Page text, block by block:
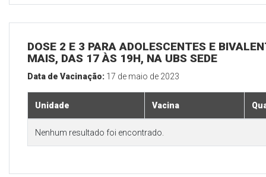
DOSE 2 E 3 PARA ADOLESCENTES E
MAIS, DAS 17 ÀS 19H, NA UBS SEDE
Data de Vacinação: 17 de maio de 2023
Unidade Vacina
Nenhum resultado foi encontrado.